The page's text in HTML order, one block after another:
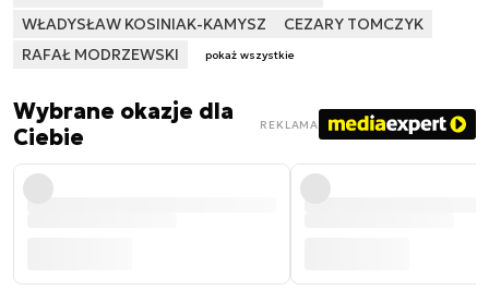
WŁADYSŁAW KOSINIAK-KAMYSZ
CEZARY TOMCZYK
RAFAŁ MODRZEWSKI
pokaż wszystkie
Wybrane okazje dla
Ciebie
REKLAMA